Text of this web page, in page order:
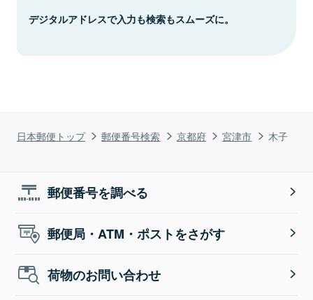
日本郵便トップ 郵便番号検索 京都府 宮津市 木子
デジタルアドレスで入力も検索もスムーズに。
郵便番号を調べる
郵便局・ATM・ポストをさがす
荷物のお問い合わせ